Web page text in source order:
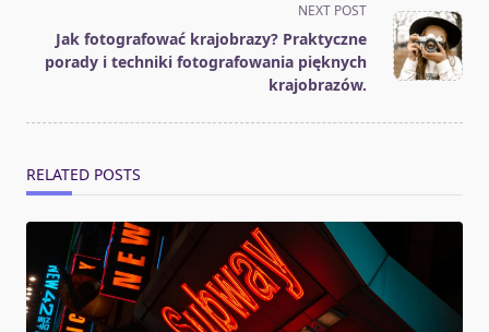
text">Page</span>
NEXT POST
Jak fotografować krajobrazy? Praktyczne
porady i techniki fotografowania pięknych
krajobrazów.
RELATED POSTS